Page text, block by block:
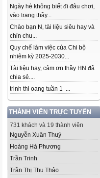
Ngày hè không biết đi đâu chơi,
vào trang thầy...
Chào bạn N, tài liệu siêu hay và
chỉn chu...
Quy chế làm việc của Chi bộ
nhiệm kỳ 2025-2030...
Tài liệu hay, cảm ơn thầy HN đã
chia sẻ....
trinh thi oang tuần 1 ...
THÀNH VIÊN TRỰC TUYẾN
731 khách và 19 thành viên
Nguyễn Xuân Thuỷ
Hoàng Hà Phương
Trần Trinh
Trần Thị Thu Thảo